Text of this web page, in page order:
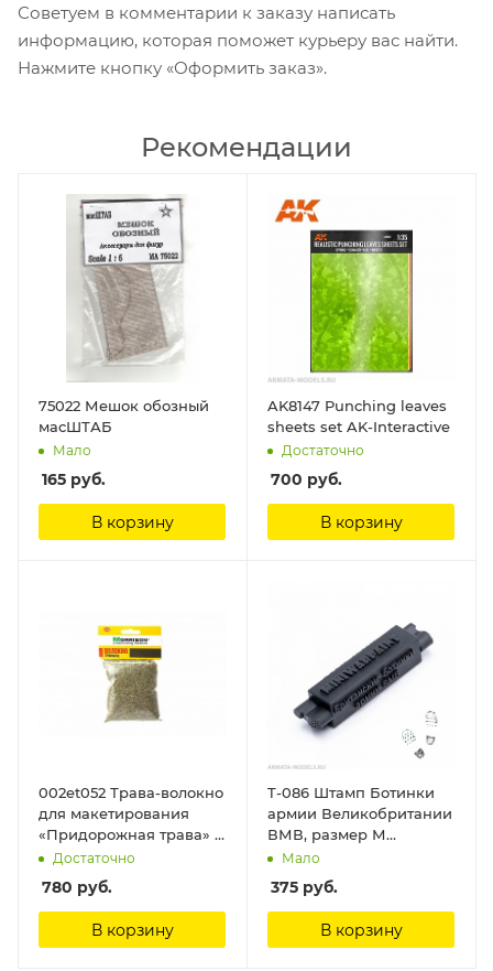
Советуем в комментарии к заказу написать
информацию, которая поможет курьеру вас найти.
Нажмите кнопку «Оформить заказ».
Рекомендации
75022 Мешок обозный
масШТАБ
Мало
165 руб.
В корзину
AK8147 Punching leaves
sheets set AK-Interactive
Достаточно
700 руб.
В корзину
002et052 Трава-волокно
для макетирования
«Придорожная трава» 5
мм. Morrison
Достаточно
780 руб.
В корзину
T-086 Штамп Ботинки
армии Великобритании
ВМВ, размер М
MiniWarPaint
Мало
375 руб.
В корзину